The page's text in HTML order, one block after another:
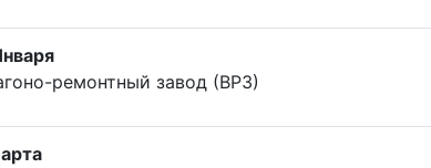
ремонтный завод (ВРЗ)